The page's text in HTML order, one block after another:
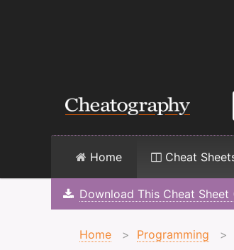
Home Cheat
Download This Cheat Sheet
Home > Programming >